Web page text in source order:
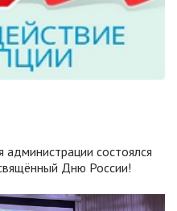
состоялся
Дню России!